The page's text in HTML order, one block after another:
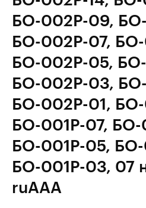
БО-002Р-09,
БО-002Р-07,
БО-002Р-05,
БО-002Р-03,
БО-002Р-01,
БО-001Р-07, БО-
БО-001Р-05,
БО-001Р-03, 07
ruAAA